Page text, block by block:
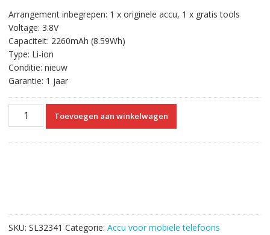
was:
€19.50.
is:
Arrangement inbegrepen: 1 x originele accu, 1 x gratis tools
Voltage: 3.8V
Capaciteit: 2260mAh (8.59Wh)
Type: Li-ion
Conditie: nieuw
Garantie: 1 jaar
Accu
Toevoegen aan winkelwagen
SKU: SL32341 Categorie: Accu voor mobiele telefoons